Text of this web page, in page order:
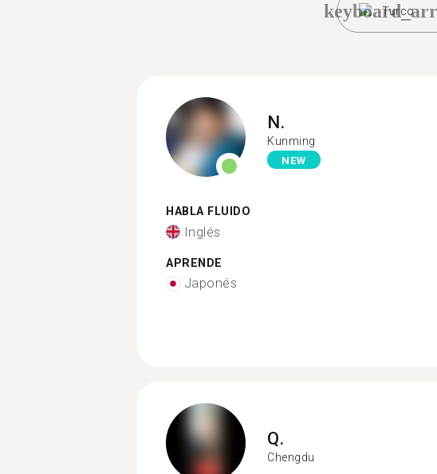
Turco
N.
Kunming
NEW
HABLA FLUIDO
Inglés
APRENDE
Japonés
Q.
Chengdu